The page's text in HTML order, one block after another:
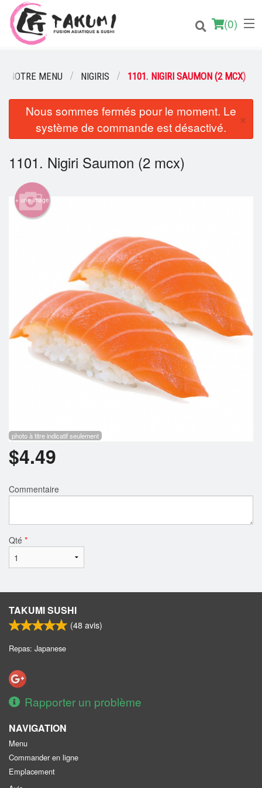
(0)
Commander en ligne
Emplacement
Français
Connection
Inscription
Rechercher
NOTRE MENU NIGIRIS 1101. NIGIRI SAUMON (2 MCX)
Nous sommes fermés pour le moment. Le
système de commande est désactivé.
×
1101. Nigiri Saumon (2 mcx)
+ une image
photo à titre indicatif seulement
$4.49
Commentaire
Qté *
TAKUMI SUSHI
(48avis)
Repas: Japanese
Rapporter un problème
NAVIGATION
Menu
Commander en ligne
Emplacement